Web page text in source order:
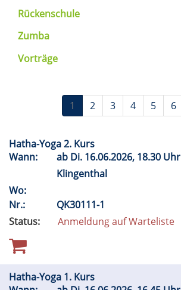
Rückenschule
Zumba
Vorträge
1 2 3 4 5 6
Hatha-Yoga 2. Kurs
Wann:
ab Di. 16.06.2026, 18.30 Uhr
Klingenthal
Wo:
Nr.:
QK30111-1
Status:
Anmeldung auf Warteliste
Hatha-Yoga 1. Kurs